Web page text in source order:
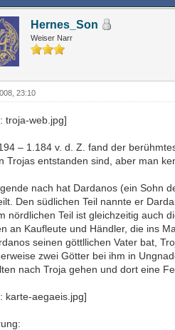
Hernes_Son
Weiser Narr
23:10
– 1.184 v. d. Z. fand der
Trojas entstanden sind, aber man
nach hat Dardanos (ein Sohn
Den südlichen Teil nannte er
nördlichen Teil ist gleichzeitig auch
an Kaufleute und Händler, die ins
seinen göttllichen Vater bat,
zwei Götter bei ihm in
nach Troja gehen und dort eine